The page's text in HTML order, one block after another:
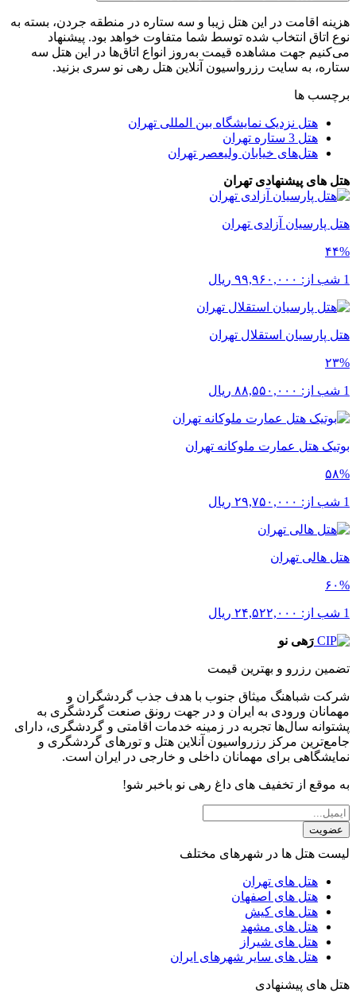
هزینه اقامت در این هتل زیبا و سه ستاره در منطقه جردن، بسته به
نوع اتاق انتخاب شده توسط شما متفاوت خواهد بود. پیشنهاد
می‌کنیم جهت مشاهده قیمت به‌روز انواع اتاق‌ها در این هتل سه
ستاره، به سایت رزرواسیون آنلاین هتل رهی نو سری بزنید.
برچسب ها
هتل نزدیک نمایشگاه بین المللی تهران
هتل 3 ستاره تهران
هتل‌های خیابان ولیعصر تهران
هتل های پیشنهادی تهران
هتل پارسیان آزادی تهران
۴۴%
1 شب از: ۹۹,۹۶۰,۰۰۰ ریال
هتل پارسیان استقلال تهران
۲۳%
1 شب از: ۸۸,۵۵۰,۰۰۰ ریال
بوتیک هتل عمارت ملوکانه تهران
۵۸%
1 شب از: ۲۹,۷۵۰,۰۰۰ ریال
هتل هالی تهران
۶۰%
1 شب از: ۲۴,۵۲۲,۰۰۰ ریال
رَهی نو
تضمین رزرو و بهترین قیمت
شرکت شباهنگ میثاق جنوب با هدف جذب گردشگران و
مهمانان ورودی به ایران و در جهت رونق صنعت گردشگری به
پشتوانه سال‌ها تجربه در زمینه خدمات اقامتی و گردشگری، دارای
جامع‌ترین مرکز رزرواسیون آنلاین هتل و تورهای گردشگری و
نمایشگاهی برای مهمانان داخلی و خارجی در ایران است.
به موقع از تخفیف های داغ رهی نو باخبر شو!
عضویت
لیست هتل ها در شهرهای مختلف
هتل های تهران
هتل های اصفهان
هتل های کیش
هتل های مشهد
هتل های شیراز
هتل های سایر شهرهای ایران
هتل های پیشنهادی